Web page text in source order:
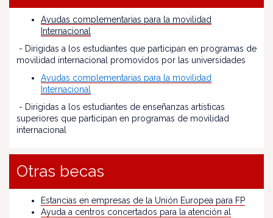
Ayudas complementarias para la movilidad
Internacional
- Dirigidas a los estudiantes que participan en programas de
movilidad internacional promovidos por las universidades
Ayudas complementarias para la movilidad
Internacional
- Dirigidas a los estudiantes de enseñanzas artísticas
superiores que participan en programas de movilidad
internacional
Otras becas
Estancias en empresas de la Unión Europea para FP
Ayuda a centros concertados para la atención al